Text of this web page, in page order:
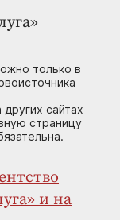
только в
сайтах
страницу
и на